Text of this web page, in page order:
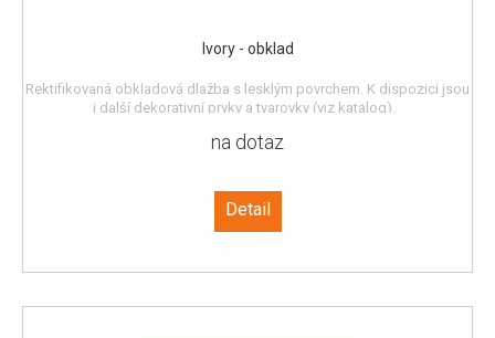
Ivory - obklad
Rektifikovaná obkladová dlažba s lesklým povrchem. K dispozici jsou
i další dekorativní prvky a tvarovky (viz katalog).
na dotaz
Detail